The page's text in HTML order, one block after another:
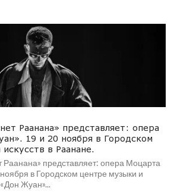
Раанана» представляет: опера
19 и 20 ноября в Городском
в Раанане.
представляет: опера Моцарта
в Городском центре музыки и
Жуан»...